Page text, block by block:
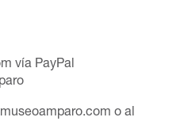
vía PayPal
o al